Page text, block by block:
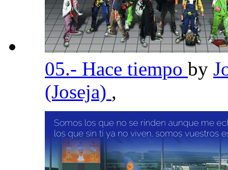
05.- Hace tiempo by
(Joseja) ,